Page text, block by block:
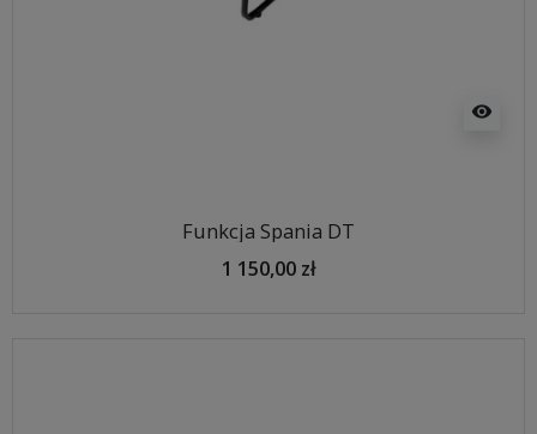
visibility
Funkcja Spania DT
1 150,00 zł